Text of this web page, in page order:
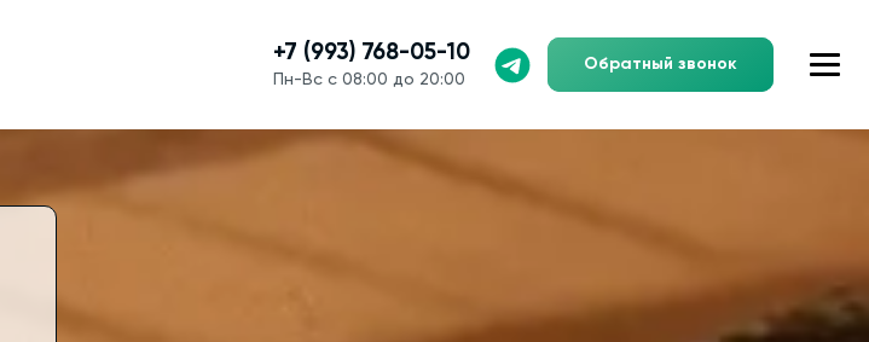
+7 (993) 768-05-10
Пн-Вс с 08:00 до 20:00
Обратный звонок